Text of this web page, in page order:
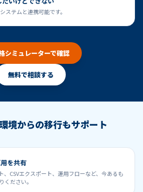
ステムと連携可能です。
シミュレーターで確認
無料で相談する
境からの移行もサポート
を共有
、CSVエクスポート、運用フローなど、今あるも
ください。